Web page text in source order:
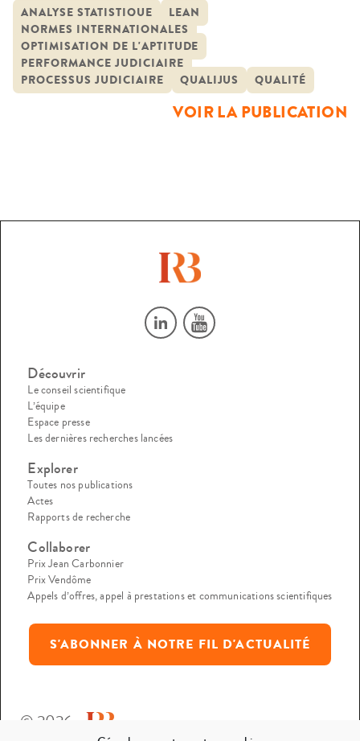
contribuable, l’efficacité socio-économique pour le citoyen
et la qualité du service pour le justiciable. Si la qualité se
définit comme l’adéquation entre le besoin et la […]
ANALYSE STATISTIQUE
LEAN
NORMES INTERNATIONALES
OPTIMISATION DE L'APTITUDE
PERFORMANCE JUDICIAIRE
PROCESSUS JUDICIAIRE
QUALIJUS QUALITÉ
VOIR LA PUBLICATION
Découvrir
Le conseil scientifique
L’équipe
Espace presse
Les dernières recherches lancées
Explorer
Toutes nos publications
Actes
Rapports de recherche
Collaborer
Prix Jean Carbonnier
Prix Vendôme
Appels d’offres, appel à prestations et communications scientifiques
S'ABONNER À NOTRE FIL D'ACTUALITÉ
© 2026